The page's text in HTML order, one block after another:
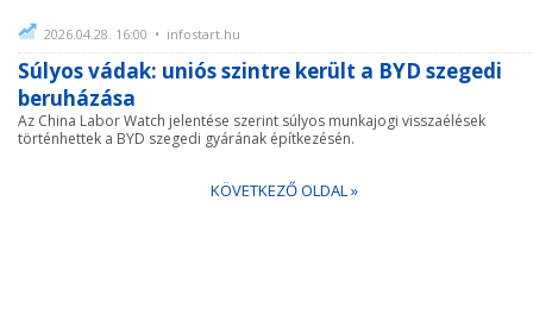
2026.04.28. 16:00 • infostart.hu
Súlyos vádak: uniós szintre került a BYD szegedi
beruházása
Az China Labor Watch jelentése szerint súlyos munkajogi visszaélések
történhettek a BYD szegedi gyárának építkezésén.
KÖVETKEZŐ OLDAL »